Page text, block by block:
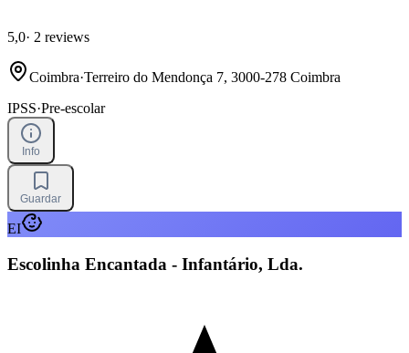
5,0· 2 reviews
Coimbra·Terreiro do Mendonça 7, 3000-278 Coimbra
IPSS·Pre-escolar
Info
Guardar
EI
Escolinha Encantada - Infantário, Lda.